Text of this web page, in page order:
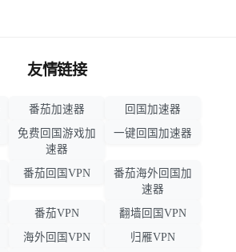
友情链接
番茄加速器
回国加速器
免费回国游戏加
速器
一键回国加速器
番茄回国VPN
番茄海外回国加
速器
番茄VPN
翻墙回国VPN
海外回国VPN 归雁VPN